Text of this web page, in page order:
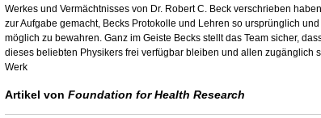
Werkes und Vermächtnisses von Dr. Robert C. Beck verschrieben
zur Aufgabe gemacht, Becks Protokolle und Lehren so ursprünglich
möglich zu bewahren. Ganz im Geiste Becks stellt das Team sicher,
dieses beliebten Physikers frei verfügbar bleiben und allen zugänglich
Werk
Artikel von Foundation for Health Research